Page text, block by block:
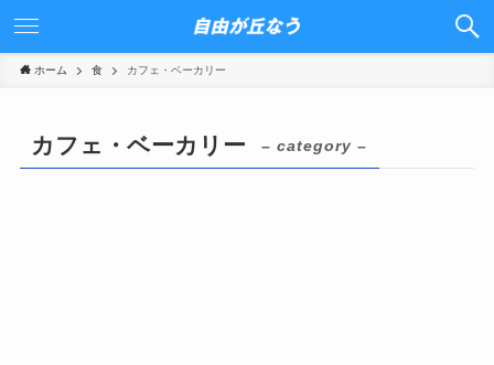
ホーム 食 カフェ・ベーカリー
カフェ・ベーカリー – category –